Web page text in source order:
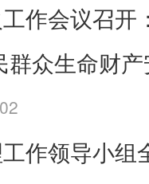
作会议召开
群众生命财
作领导小组